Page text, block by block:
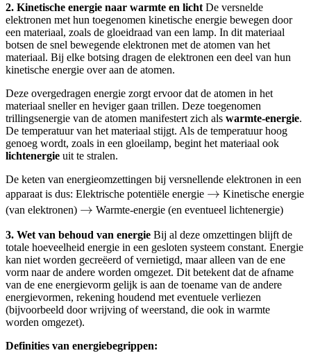
2. Kinetische energie naar warmte en licht De versnelde
elektronen met hun toegenomen kinetische energie bewegen door
een materiaal, zoals de gloeidraad van een lamp. In dit materiaal
botsen de snel bewegende elektronen met de atomen van het
materiaal. Bij elke botsing dragen de elektronen een deel van hun
kinetische energie over aan de atomen.
Deze overgedragen energie zorgt ervoor dat de atomen in het
materiaal sneller en heviger gaan trillen. Deze toegenomen
trillingsenergie van de atomen manifestert zich als warmte-energie.
De temperatuur van het materiaal stijgt. Als de temperatuur hoog
genoeg wordt, zoals in een gloeilamp, begint het materiaal ook
lichtenergie uit te stralen.
De keten van energieomzettingen bij versnellende elektronen in een
apparaat is dus: Elektrische potentiële energie \rightarrow
→ Kinetische energie
(van elektronen) \rightarrow
→ Warmte-energie (en eventueel lichtenergie)
3. Wet van behoud van energie Bij al deze omzettingen blijft de
totale hoeveelheid energie in een gesloten systeem constant. Energie
kan niet worden gecreëerd of vernietigd, maar alleen van de ene
vorm naar de andere worden omgezet. Dit betekent dat de afname
van de ene energievorm gelijk is aan de toename van de andere
energievormen, rekening houdend met eventuele verliezen
(bijvoorbeeld door wrijving of weerstand, die ook in warmte
worden omgezet).
Definities van energiebegrippen: